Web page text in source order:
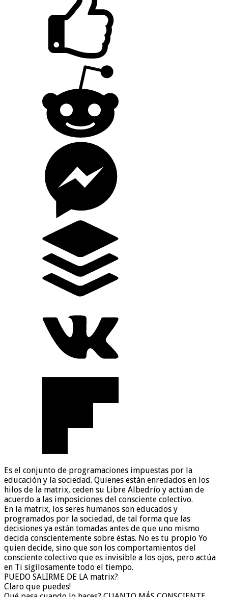
Es el conjunto de programaciones impuestas por la
educación y la sociedad. Quienes están enredados en los
hilos de la matrix, ceden su Libre Albedrío y actúan de
acuerdo a las imposiciones del consciente colectivo.
En la matrix, los seres humanos son educados y
programados por la sociedad, de tal forma que las
decisiones ya están tomadas antes de que uno mismo
decida conscientemente sobre éstas. No es tu propio Yo
quien decide, sino que son los comportamientos del
consciente colectivo que es invisible a los ojos, pero actúa
en Ti sigilosamente todo el tiempo.
PUEDO SALIRME DE LA matrix?
Claro que puedes!